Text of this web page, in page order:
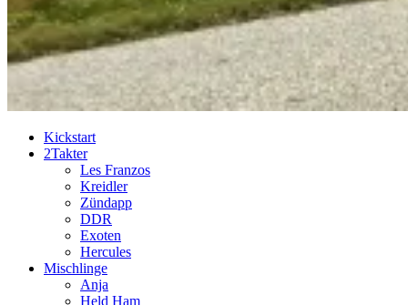
Kickstart
2Takter
Les Franzos
Kreidler
Zündapp
DDR
Exoten
Hercules
Mischlinge
Anja
Held Ham